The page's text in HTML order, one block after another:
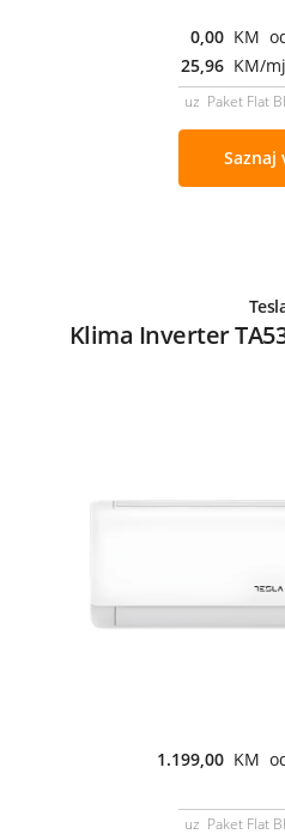
0,00 KM
25,96 KM/
uz Paket Flat
Saznaj
Klima Inverter
1.199,00 KM
uz Paket Flat